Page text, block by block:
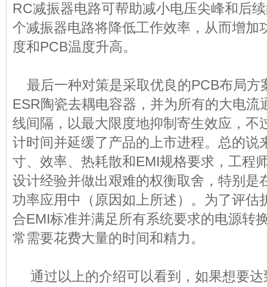
RC减振器电路可帮助减小电压尖峰和后
个减振器电路将降低工作效率，从而增加
度和PCB温度升高。
最后一种对策是采取优良的PCB布局方
ESR陶瓷去耦电容器，并为所有的大电流
线间隔，以最大限度地抑制寄生效应，不
计时间并延缓了产品的上市进程。总的说
寸、效率、热耗散和EMI规格要求，工程
设计经验并做出艰难的权衡取舍，特别是
功率应用中（原因如上所述）。为了评估
合EMI标准并满足所有系统要求的电源转
常需要花费大量的时间和精力。
通过以上的介绍可以看到，如果想要达